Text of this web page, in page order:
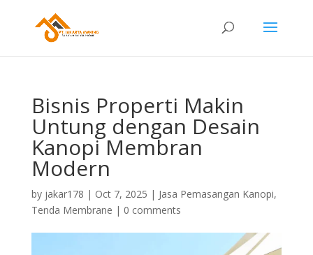
Bisnis Properti Makin
Untung dengan Desain
Kanopi Membran
Modern
by jakar178 | Oct 7, 2025 | Jasa Pemasangan Kanopi,
Tenda Membrane | 0 comments